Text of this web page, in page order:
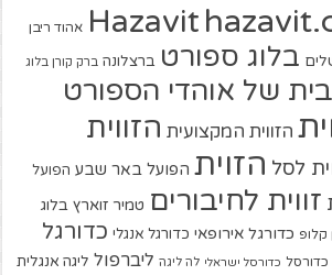
Hazavit אהוד ריבן
בלוג ספורט ברצלונה ברק קורן בלוג
של אוהדי הספורט
הזווית המקצועית הזווית
לסל הזוית הפועל באר שבע הפועל
זווית לחיבורים טמיר זוארץ בלוג
קלופ כדורגל אירופאי כדורגל אנגלי כדורגל
כדורסל כדורסל ישראלי לה ליגה ליברפול ליגה אנגלית